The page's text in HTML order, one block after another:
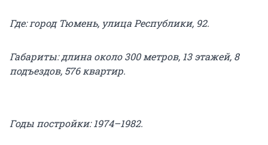
Где: город Тюмень, улица Республики, 92.
Габариты: длина около 300 метров, 13 этажей, 8
подъездов, 576 квартир.
Годы постройки: 1974–1982.